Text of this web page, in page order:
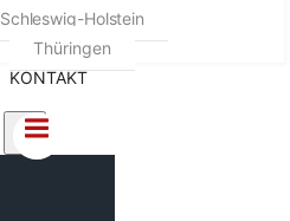
Schleswig-Holstein
Thüringen
KONTAKT